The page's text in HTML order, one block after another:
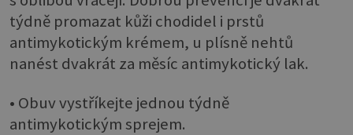
týdně promazat kůži chodidel i prstů
antimykotickým krémem, u plísně nehtů
nanést dvakrát za měsíc antimykotický lak.
• Obuv vystříkejte jednou týdně
antimykotickým sprejem.